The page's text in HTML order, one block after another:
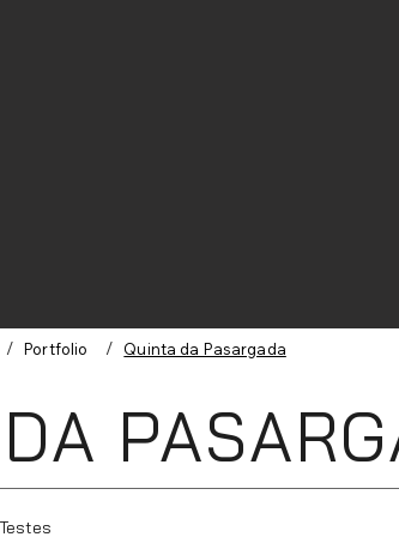
/ Portfolio / Quinta da Pasargada